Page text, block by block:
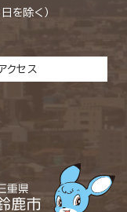
を除く）
クセス